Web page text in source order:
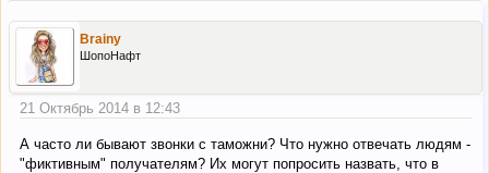
Brainy
ШопоНафт
21 Октябрь 2014 в 12:43
А часто ли бывают звонки с таможни? Что нужно отвечать людям -
"фиктивным" получателям? Их могут попросить назвать, что в